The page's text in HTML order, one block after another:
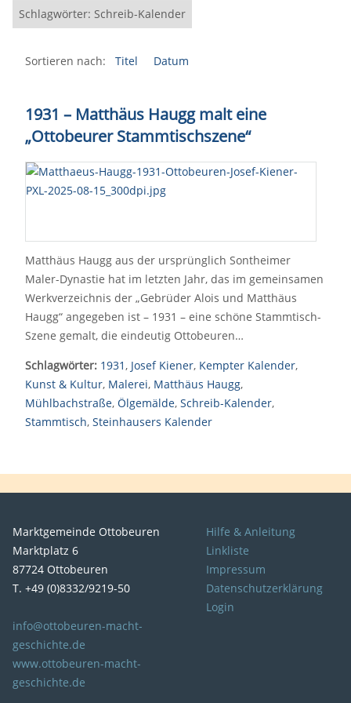
Schlagwörter: Schreib-Kalender
Sortieren nach: Titel Datum
1931 – Matthäus Haugg malt eine
„Ottobeurer Stammtischszene“
Matthäus Haugg aus der ursprünglich Sontheimer
Maler-Dynastie hat im letzten Jahr, das im gemeinsamen
Werkverzeichnis der „Gebrüder Alois und Matthäus
Haugg“ angegeben ist – 1931 – eine schöne Stammtisch-
Szene gemalt, die eindeutig Ottobeuren…
Schlagwörter: 1931, Josef Kiener, Kempter Kalender,
Kunst & Kultur, Malerei, Matthäus Haugg,
Mühlbachstraße, Ölgemälde, Schreib-Kalender,
Stammtisch, Steinhausers Kalender
Marktgemeinde Ottobeuren
Marktplatz 6
87724 Ottobeuren
T. +49 (0)8332/9219-50
info@ottobeuren-macht-
geschichte.de
www.ottobeuren-macht-
geschichte.de
Hilfe & Anleitung
Linkliste
Impressum
Datenschutzerklärung
Login